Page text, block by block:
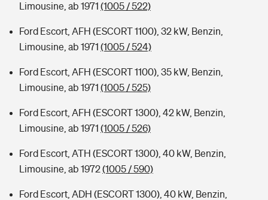
Limousine, ab 1971 (1005 / 522)
Ford Escort, AFH (ESCORT 1100), 32 kW, Benzin,
Limousine, ab 1971 (1005 / 524)
Ford Escort, AFH (ESCORT 1100), 35 kW, Benzin,
Limousine, ab 1971 (1005 / 525)
Ford Escort, AFH (ESCORT 1300), 42 kW, Benzin,
Limousine, ab 1971 (1005 / 526)
Ford Escort, ATH (ESCORT 1300), 40 kW, Benzin,
Limousine, ab 1972(1005 / 590)
Ford Escort, ADH (ESCORT 1300), 40 kW, Benzin,